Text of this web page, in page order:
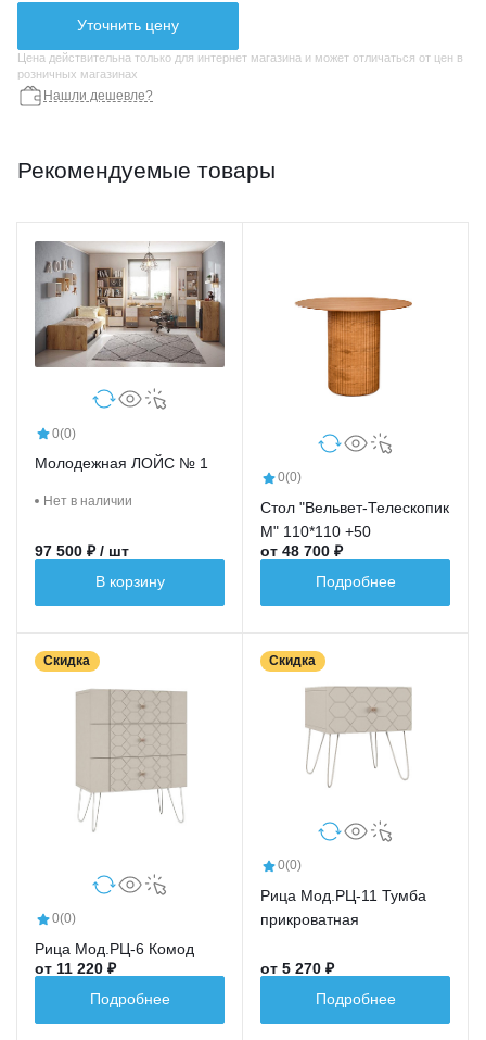
Уточнить цену
Цена действительна только для интернет магазина и может отличаться от цен в
розничных магазинах
Нашли дешевле?
Рекомендуемые товары
0(0)
Молодежная ЛОЙС № 1
Нет в наличии
97 500 ₽ / шт
В корзину
0(0)
Стол "Вельвет-Телескопик
М" 110*110 +50
от 48 700 ₽
Подробнее
Скидка
0(0)
Рица Мод.РЦ-6 Комод
от 11 220 ₽
Подробнее
Скидка
0(0)
Рица Мод.РЦ-11 Тумба
прикроватная
от 5 270 ₽
Подробнее